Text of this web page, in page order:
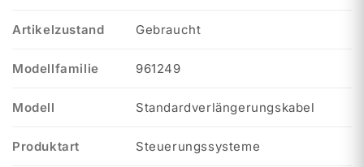
Artikelzustand Gebraucht
Modellfamilie 961249
Modell Standardverlängerungskabel
Produktart Steuerungssysteme